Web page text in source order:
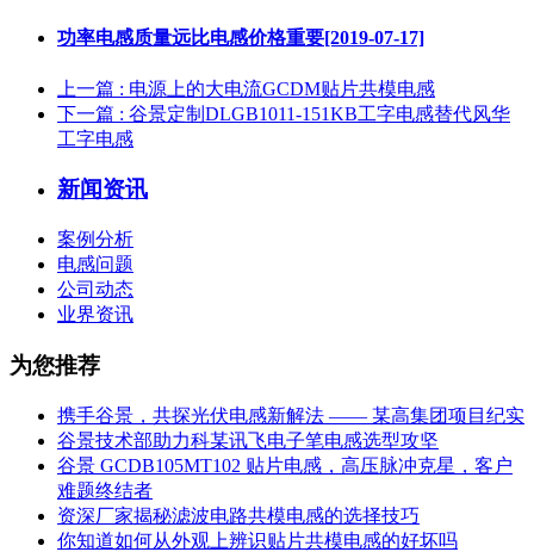
功率电感质量远比电感价格重要[2019-07-17]
上一篇 : 电源上的大电流GCDM贴片共模电感
下一篇 : 谷景定制DLGB1011-151KB工字电感替代风华
工字电感
新闻资讯
案例分析
电感问题
公司动态
业界资讯
为您推荐
携手谷景，共探光伏电感新解法 —— 某高集团项目纪实
谷景技术部助力科某讯飞电子笔电感选型攻坚
谷景 GCDB105MT102 贴片电感，高压脉冲克星，客户
难题终结者
资深厂家揭秘滤波电路共模电感的选择技巧
你知道如何从外观上辨识贴片共模电感的好坏吗